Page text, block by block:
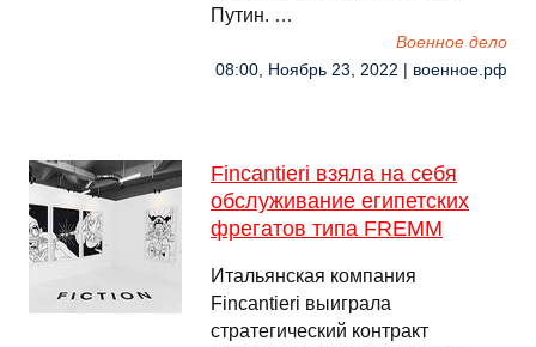
Путин. …
Военное дело
08:00, Ноябрь 23, 2022 | военное.рф
Fincantieri взяла на себя
обслуживание египетских
фрегатов типа FREMM
Итальянская компания
Fincantieri выиграла
стратегический контракт